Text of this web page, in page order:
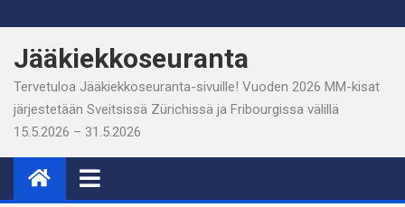
to
content
Jääkiekkoseuranta
Tervetuloa Jääkiekkoseuranta-sivuille! Vuoden 2026 MM-kisat
järjestetään Sveitsissä Zürichissä ja Fribourgissa välillä
15.5.2026 – 31.5.2026